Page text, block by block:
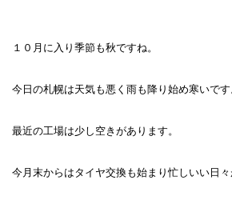
１０月に入り季節も秋ですね。
今日の札幌は天気も悪く雨も降り始め寒いです
最近の工場は少し空きがあります。
今月末からはタイヤ交換も始まり忙しいい日々